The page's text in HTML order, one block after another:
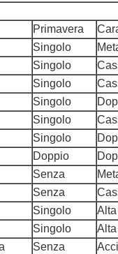
Primavera
Singolo
Singolo
Singolo
Singolo
Singolo
Singolo
Doppio
Senza
Senza
Singolo
Singolo
Senza